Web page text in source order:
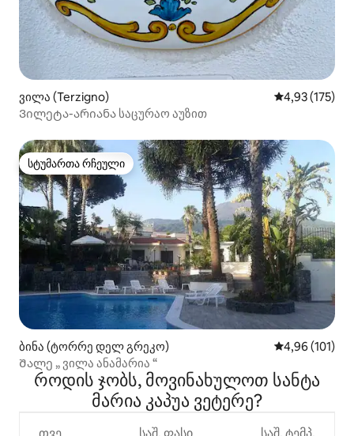
ვილა (Terzigno) საშუალო
4,93 (175)
Ვილეტა-არიანა საცურაო აუზით
სტუმართა რჩეული
სტუმართა რჩეული
ბინა (ტორრე დელ გრეკო) საშუალო
4,96 (101)
Შალე „ ვილა ანამარია “
როდის ჯობს, მოვინახულოთ სანტა
მარია კაპუა ვეტერე?